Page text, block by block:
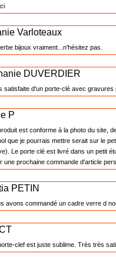
Varloteaux
bijoux vraiment...n'hésitez pas.
DUVERDIER
satisfaite d'un porte-clé avec gravures
P
est conforme à la photo du site,
que je pourrais mettre serait sur le
Le porte clé est livré dans un petit
une prochaine commande d'article
PETIN
avons commandé un cadre verre d
clef est juste sublime. Très très